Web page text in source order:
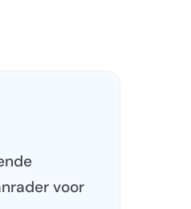
snelle
stevig en